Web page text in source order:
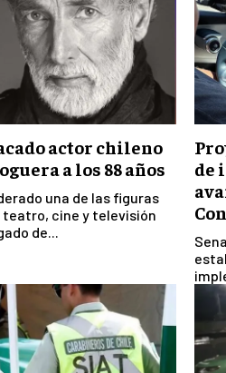
actor chileno
a los 88 años
una de las figuras
cine y televisión
de...
de